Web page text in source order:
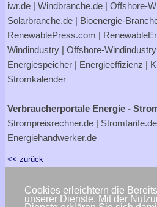
Cookies erleichtern die
unserer Dienste. Mit der
iwr.de | Windbranche.de | Offshore-
Solarbranche.de | Bioenergie-
RenewablePress.com |
Windindustry | Offshore-
Energiespeicher | Energieeffizienz |
Stromkalender
Verbraucherportale Energie -
Strompreisrechner.de | Stromtarife.de
Energiehandwerker.de
<< zurück